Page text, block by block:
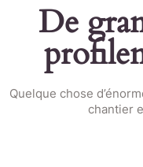
De
Quelque chose
chantier